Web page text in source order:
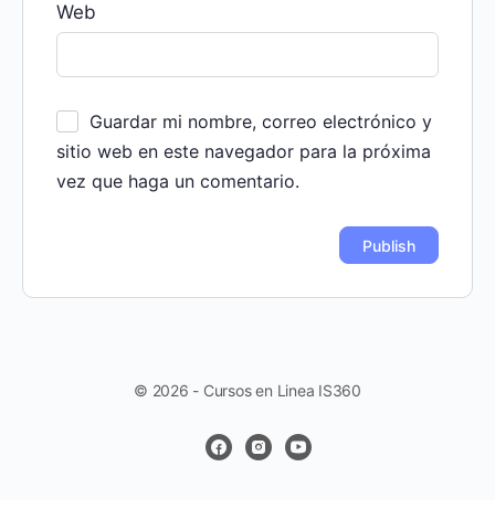
Web
Guardar mi nombre, correo electrónico y
sitio web en este navegador para la próxima
vez que haga un comentario.
© 2026 - Cursos en Linea IS360